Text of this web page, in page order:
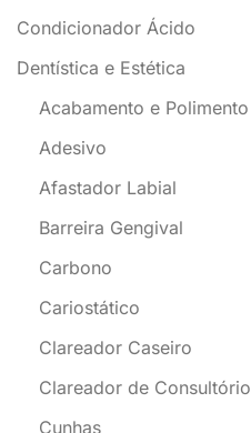
Condicionador Ácido
Dentística e Estética
Acabamento e Polimento
Adesivo
Afastador Labial
Barreira Gengival
Carbono
Cariostático
Clareador Caseiro
Clareador de Consultório
Cunhas